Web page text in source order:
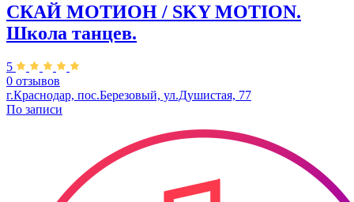
СКАЙ МОТИОН / SKY MOTION.
Школа танцев.
5
0 отзывов
г.Краснодар, пос.Березовый, ул.Душистая, 77
По записи